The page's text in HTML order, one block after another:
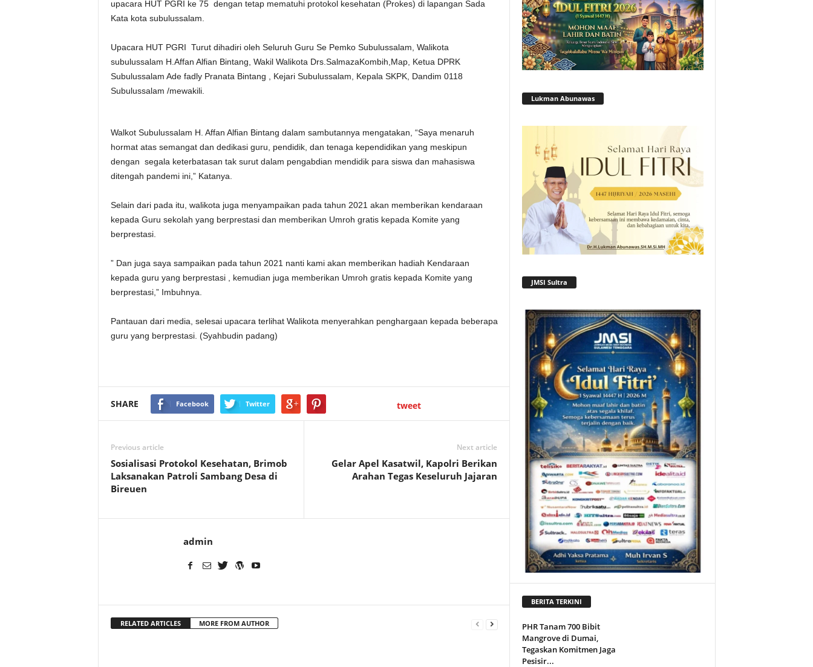
upacara HUT PGRI ke 75 dengan tetap mematuhi protokol kesehatan (Prokes) di lapangan Sada
Kata kota subulussalam.
Upacara HUT PGRI Turut dihadiri oleh Seluruh Guru Se Pemko Subulussalam, Walikota
subulussalam H.Affan Alfian Bintang, Wakil Walikota Drs.SalmazaKombih,Map, Ketua DPRK
Subulussalam Ade fadly Pranata Bintang , Kejari Subulussalam, Kepala SKPK, Dandim 0118
Subulussalam /mewakili.
Walkot Subulussalam H. Affan Alfian Bintang dalam sambutannya mengatakan, “Saya menaruh
hormat atas semangat dan dedikasi guru, pendidik, dan tenaga kependidikan yang meskipun
dengan segala keterbatasan tak surut dalam pengabdian mendidik para siswa dan mahasiswa
ditengah pandemi ini,” Katanya.
Selain dari pada itu, walikota juga menyampaikan pada tahun 2021 akan memberikan kendaraan
kepada Guru sekolah yang berprestasi dan memberikan Umroh gratis kepada Komite yang
berprestasi.
” Dan juga saya sampaikan pada tahun 2021 nanti kami akan memberikan hadiah Kendaraan
kepada guru yang berprestasi , kemudian juga memberikan Umroh gratis kepada Komite yang
berprestasi,” Imbuhnya.
Pantauan dari media, selesai upacara terlihat Walikota menyerahkan penghargaan kepada beberapa
guru yang berprestasi. (Syahbudin padang)
SHARE Facebook Twitter tweet
Previous article
Sosialisasi Protokol Kesehatan, Brimob
Laksanakan Patroli Sambang Desa di
Bireuen
Next article
Gelar Apel Kasatwil, Kapolri Berikan
Arahan Tegas Keseluruh Jajaran
admin
RELATED ARTICLES MORE FROM AUTHOR
Lukman Abunawas
JMSI Sultra
BERITA TERKINI
PHR Tanam 700 Bibit
Mangrove di Dumai,
Tegaskan Komitmen Jaga
Pesisir...